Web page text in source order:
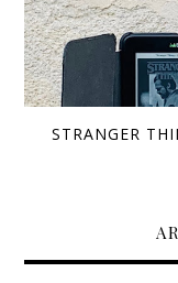
STRANGER